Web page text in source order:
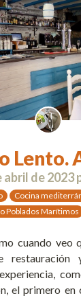
Lento.
abril de 2023
Cocina
Poblados Marítimos
cuando veo
el primero en